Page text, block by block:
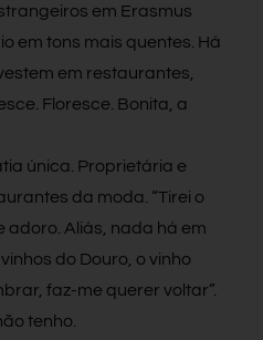
em Erasmus
em tons mais quentes. Há
em restaurantes,
Floresce. Bonita, a
única. Proprietária e
da moda. “Tirei o
adoro. Aliás, nada há em
do Douro, o vinho
faz-me querer voltar”.
tenho.